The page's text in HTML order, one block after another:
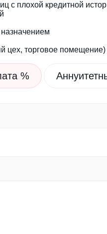
с плохой кредитной
цех, торговое помещение)
%